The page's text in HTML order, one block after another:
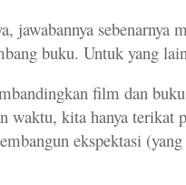
jawabannya
buku. Untuk yang
film dan
waktu, kita hanya
ekspektasi